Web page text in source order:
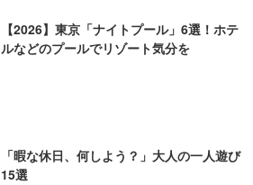
【2026】東京「ナイトプール」6選！ホテ
ルなどのプールでリゾート気分を
「暇な休日、何しよう？」大人の一人遊び
15選